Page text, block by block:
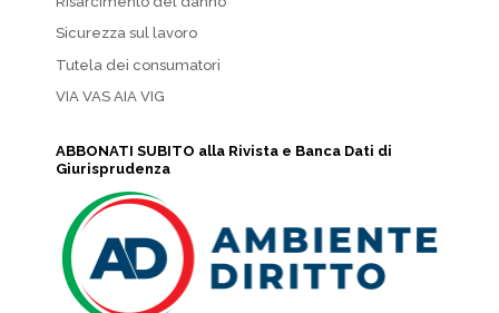
Sicurezza sul lavoro
Tutela dei consumatori
VIA VAS AIA VIG
ABBONATI SUBITO alla Rivista e Banca Dati di
Giurisprudenza